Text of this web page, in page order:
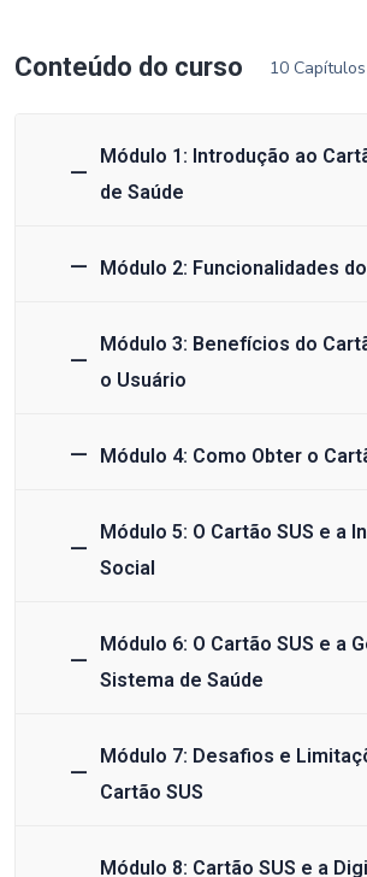
Conteúdo do curso 10 Capítulos
Módulo 1: Introdução ao
de Saúde
Módulo 2: Funcionalidades
Módulo 3: Benefícios do
o Usuário
Módulo 4: Como Obter o
Módulo 5: O Cartão SUS e a
Social
Módulo 6: O Cartão SUS e a
Sistema de Saúde
Módulo 7: Desafios e
Cartão SUS
Módulo 8: Cartão SUS e a